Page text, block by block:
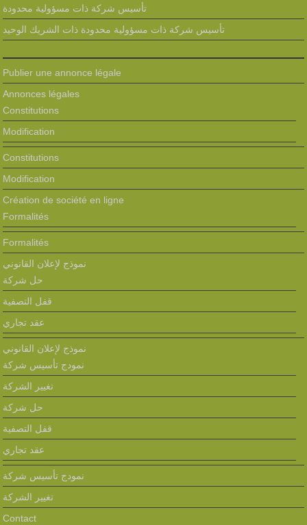
تأسيس شركة ذات مسؤولية محدودة
تأسيس شركة ذات مسؤولية محدودة ذات الشريك الوحيد
Publier une annonce légale
Annonces légales
Constitutions
Modification
Constitutions
Modification
Création de société en ligne
Formalités
Formalités
نموذج لإعلان القانوني
حل شركة
قفل التصفية
عقد تجاري
نموذج لإعلان القانوني
نمودج تأسيس شركة
تغيير الشركة
حل شركة
قفل التصفية
عقد تجاري
نمودج تأسيس شركة
تغيير الشركة
Contact